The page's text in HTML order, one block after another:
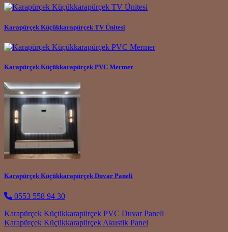
Karapürçek Küçükkarapürçek TV Ünitesi
Karapürçek Küçükkarapürçek PVC Mermer
Karapürçek Küçükkarapürçek Duvar Paneli
0553 558 94 30
Post navigation
Karapürçek Küçükkarapürçek PVC Duvar Paneli
Karapürçek Küçükkarapürçek Akustik Panel